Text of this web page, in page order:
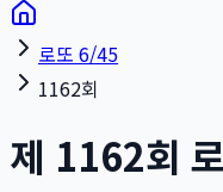
로또 6/45
1162회
제 1162회